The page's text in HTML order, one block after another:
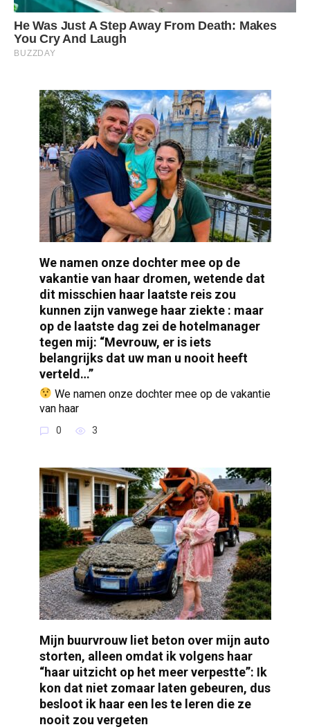
We namen onze dochter mee op de
vakantie van haar dromen, wetende dat
dit misschien haar laatste reis zou
kunnen zijn vanwege haar ziekte : maar
op de laatste dag zei de hotelmanager
tegen mij: “Mevrouw, er is iets
belangrijks dat uw man u nooit heeft
verteld…”
We namen onze dochter mee op de vakantie
van haar
0 3
Mijn buurvrouw liet beton over mijn auto
storten, alleen omdat ik volgens haar
“haar uitzicht op het meer verpestte”: Ik
kon dat niet zomaar laten gebeuren, dus
besloot ik haar een les te leren die ze
nooit zou vergeten